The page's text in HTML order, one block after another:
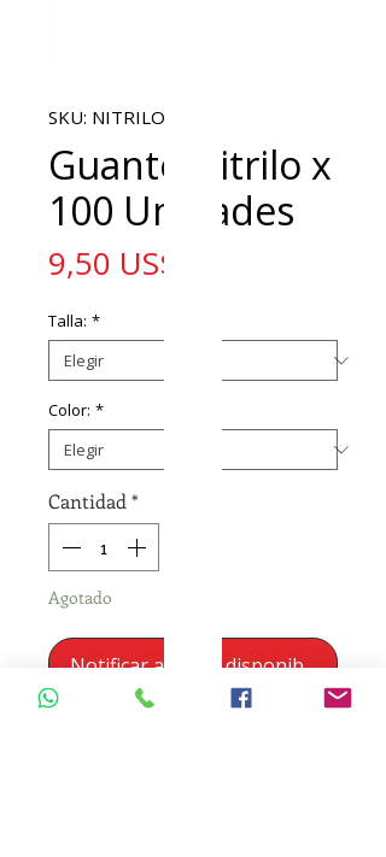
SKU: NITRILOX100
Guante Nitrilo x
100 Unidades
9,50 US$
Talla: *
Color: *
Cantidad *
Agotado
Notificar al estar disponible